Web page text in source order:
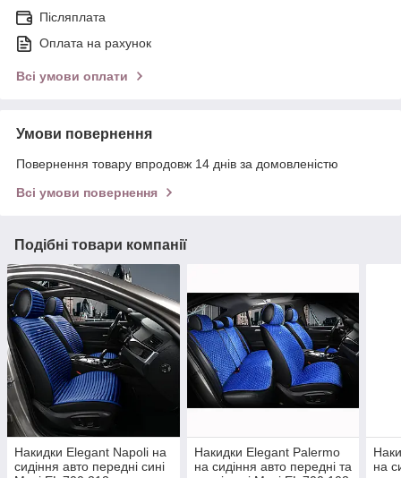
Післяплата
Оплата на рахунок
Всі умови оплати
Умови повернення
Повернення товару впродовж 14 днів за домовленістю
Всі умови повернення
Подібні товари компанії
Накидки Elegant Napoli на
сидіння авто передні сині
Накидки Elegant Palermo
на сидіння авто передні та
на